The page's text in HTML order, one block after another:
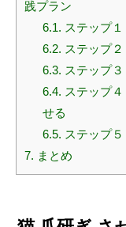
践プラン
6.1. ステップ
6.2. ステップ
6.3. ステップ
6.4. ステップ
せる
6.5. ステップ
7. まとめ